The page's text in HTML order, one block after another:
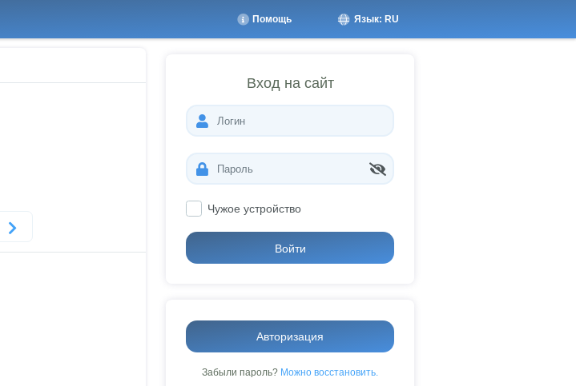
Язык: RU
Помощь
Вход на сайт
Чужое устройство
Войти
Авторизация
Забыли пароль? Можно восстановить.